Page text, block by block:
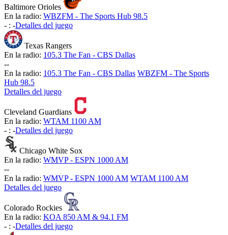
Baltimore Orioles
En la radio: WBZFM - The Sports Hub 98.5
- : -Detalles del juego
Texas Rangers
En la radio: 105.3 The Fan - CBS Dallas
--
En la radio: 105.3 The Fan - CBS Dallas WBZFM - The Sports
Hub 98.5
Detalles del juego
Cleveland Guardians
En la radio: WTAM 1100 AM
- : -Detalles del juego
Chicago White Sox
En la radio: WMVP - ESPN 1000 AM
--
En la radio: WMVP - ESPN 1000 AM WTAM 1100 AM
Detalles del juego
Colorado Rockies
En la radio: KOA 850 AM & 94.1 FM
- : -Detalles del juego